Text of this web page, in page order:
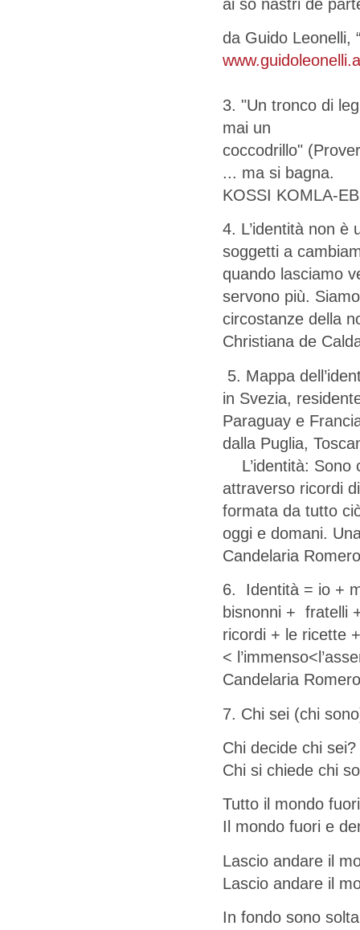
ai so nastri de
da Guido Leonelli,
3. "Un tronco di
mai un
coccodrillo"
... ma si bagna.
KOSSI KOMLA-
4. L’identità non è
soggetti a
quando lasciamo
servono più.
circostanze della
Christiana de
5. Mappa
in Svezia,
Paraguay e
dalla Puglia,
L’identità: Sono
attraverso ricordi
formata da tutto
oggi e domani.
Candelaria Romero
6. Identità = io +
bisnonni + fratelli
ricordi + le ricette
<
Candelaria Romero
7. Chi sei (chi
Chi decide chi sei?
Chi si chiede chi
Tutto il mondo
Il mondo fuori e
Lascio andare il
Lascio andare il
In fondo sono